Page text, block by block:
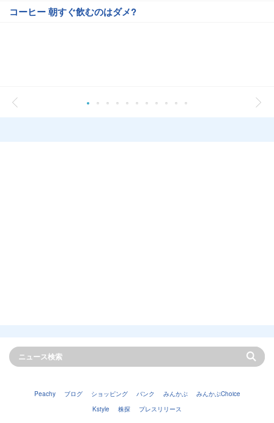
コーヒー 朝すぐ飲むのはダメ?
Peachy ブログ ショッピング バンク みんかぶ
みんかぶChoice
Kstyle
株探 プレスリリース